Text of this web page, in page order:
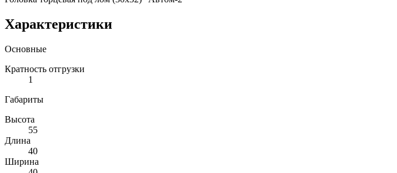
Характеристики
Основные
Кратность отгрузки
1
Габариты
Высота
55
Длина
40
Ширина